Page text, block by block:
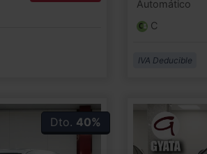
Automático
C
IVA Deducible
Dto. 40%